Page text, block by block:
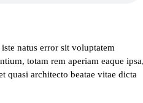
natus error sit voluptatem
totam rem aperiam eaque
quasi architecto beatae vitae dicta